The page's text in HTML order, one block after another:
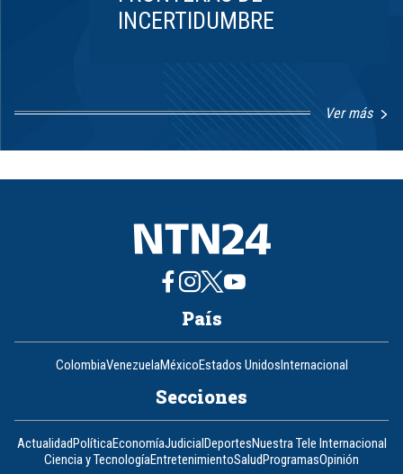
INCERTIDUMBRE
Ver más
8
País
ColombiaVenezuelaMéxicoEstados UnidosInternacional
Secciones
ActualidadPolíticaEconomíaJudicialDeportesNuestra Tele Internacional
Ciencia y TecnologíaEntretenimientoSaludProgramasOpinión